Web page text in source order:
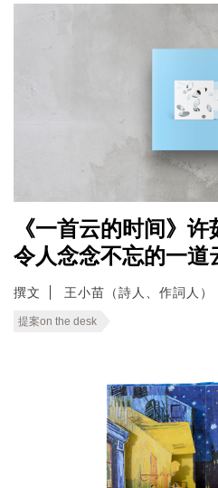
《一首云的时间》
令人念念不忘的一道
撰文 王小苗（詩人、作詞人）
提案on the desk